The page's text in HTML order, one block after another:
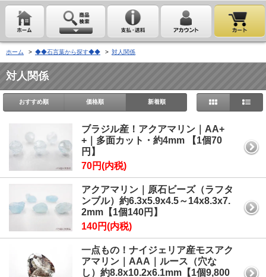
ホーム > ◆◆石言葉から探す◆◆ > 対人関係
対人関係
おすすめ順 価格順 新着順
ブラジル産！アクアマリン｜AA+
+｜多面カット・約4mm 【1個70
円】
70円(内税)
アクアマリン｜原石ビーズ（ラフタ
ンブル）約6.3x5.9x4.5～14x8.3x7.
2mm【1個140円】
140円(内税)
一点もの！ナイジェリア産モスアク
アマリン｜AAA｜ルース（穴な
し）約8.8x10.2x6.1mm【1個9,800